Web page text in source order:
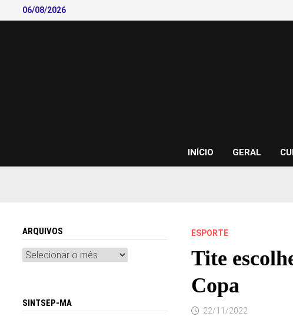
to
06/08/2026
INÍCIO GERAL
ESPORTE
Tite
Copa
22/11/2022
ARQUIVOS
Arquivos
SINTSEP-MA